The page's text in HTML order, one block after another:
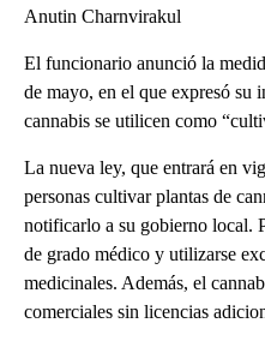
Anutin Charnvirakul
El funcionario anunció la
de mayo, en el que expresó su
cannabis se utilicen como
La nueva ley, que entrará en
personas cultivar plantas de
notificarlo a su gobierno local.
de grado médico y utilizarse
medicinales. Además, el
comerciales sin licencias